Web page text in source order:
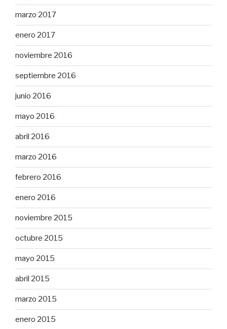
marzo 2017
enero 2017
noviembre 2016
septiembre 2016
junio 2016
mayo 2016
abril 2016
marzo 2016
febrero 2016
enero 2016
noviembre 2015
octubre 2015
mayo 2015
abril 2015
marzo 2015
enero 2015